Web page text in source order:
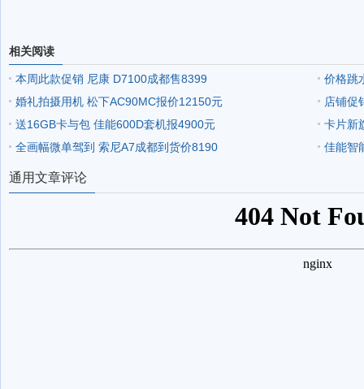
相关阅读
本周此款促销 尼康 D7100成都售8399
婚礼拍摄用机 松下AC90MC报价12150元
送16GB卡与包 佳能600D套机报4900元
全画幅微单驾到 索尼A7成都到货价8190
价格跳
店铺促
卡片新
佳能智
通用文章评论